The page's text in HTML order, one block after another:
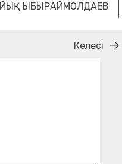
ЫБЫРАЙМОЛДАЕВ
Келесі